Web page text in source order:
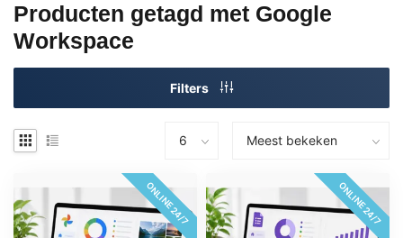
Producten getagd met Google
Workspace
Filters
ONLINE 24/7 ONLINE 24/7